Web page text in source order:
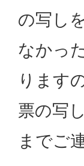
の写し
なかっ
ります
票の写
までご